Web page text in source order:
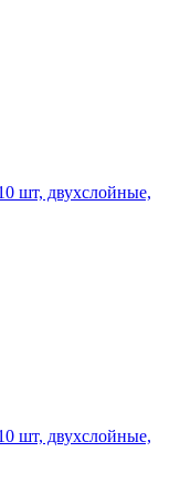
шт, двухслойные,
шт, двухслойные,